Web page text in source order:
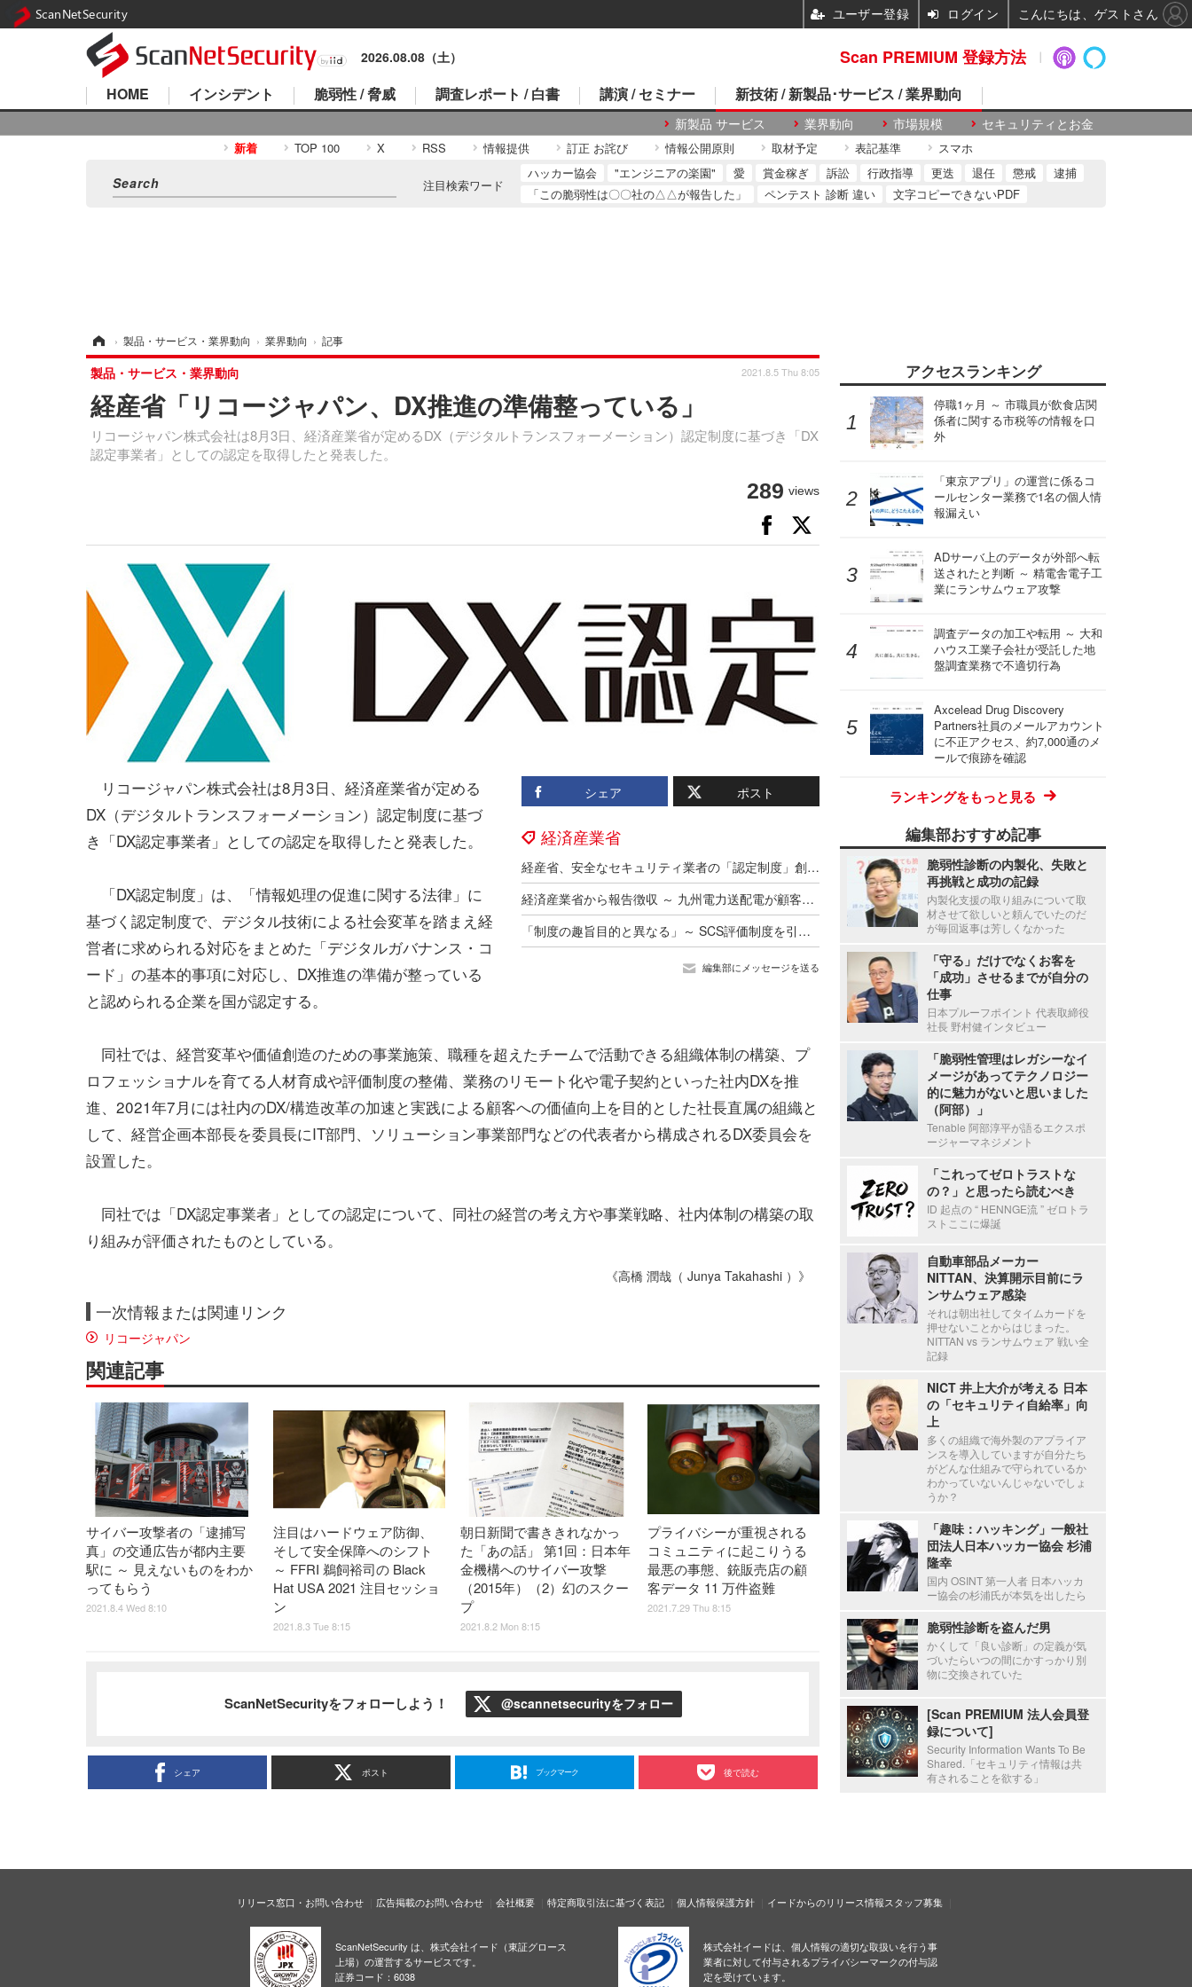
2026.08.08（土）
HOME インシデント 脆弱性 / 脅威 調査レポート / 白書 講演 / セミナー 新技術 / 新製品･サービス / 業界動向
新製品 サービス 業界動向 市場規模 セキュリティとお金
新着 TOP 100 X RSS 情報提供 訂正 お詫び 情報公開原則 取材予定 表記基準 スマホ
注目検索ワード
ハッカー協会 "エンジニアの楽園" 愛 賞金稼ぎ 訴訟 行政指導 更迭 退任 懲戒
逮捕
「この脆弱性は〇〇社の△△が報告した」
ペンテスト 診断 違い 文字コピーできないPDF
› 製品・サービス・業界動向 › 業界動向 › 記事
経産省「リコージャパン、DX推進の準備整っている」
リコージャパン株式会社は8月3日、経済産業省が定めるDX（デジタルトランスフォーメーション）認定制度に基づき「DX
認定事業者」としての認定を取得したと発表した。
製品・サービス・業界動向 2021.8.5 Thu 8:05
289 views
シェア ポスト
経済産業省
経産省、安全なセキュリティ業者の「認定制度」創設へ 2027年度運用開始を目指す
経済産業省から報告徴収 ～ 九州電力送配電が顧客情報を保存した外部記憶媒体が所在不明に
「制度の趣旨目的と異なる」～ SCS評価制度を引き合いにしたセキュリティ製品の営業活動に経産省が注意喚起
編集部にメッセージを送る
リコージャパン株式会社は8月3日、経済産業省が定める
DX（デジタルトランスフォーメーション）認定制度に基づ
き「DX認定事業者」としての認定を取得したと発表した。
「DX認定制度」は、「情報処理の促進に関する法律」に
基づく認定制度で、デジタル技術による社会変革を踏まえ経
営者に求められる対応をまとめた「デジタルガバナンス・コ
ード」の基本的事項に対応し、DX推進の準備が整っている
と認められる企業を国が認定する。
同社では、経営変革や価値創造のための事業施策、職種を超えたチームで活動できる組織体制の構築、プ
ロフェッショナルを育てる人材育成や評価制度の整備、業務のリモート化や電子契約といった社内DXを推
進、2021年7月には社内のDX/構造改革の加速と実践による顧客への価値向上を目的とした社長直属の組織と
して、経営企画本部長を委員長にIT部門、ソリューション事業部門などの代表者から構成されるDX委員会を
設置した。
同社では「DX認定事業者」としての認定について、同社の経営の考え方や事業戦略、社内体制の構築の取
り組みが評価されたものとしている。
《高橋 潤哉（ Junya Takahashi ）》
一次情報または関連リンク
リコージャパン
関連記事
サイバー攻撃者の「逮捕写
真」の交通広告が都内主要
駅に ～ 見えないものをわか
ってもらう
2021.8.4 Wed 8:10
注目はハードウェア防御、
そして安全保障へのシフト
～ FFRI 鵜飼裕司の Black
Hat USA 2021 注目セッショ
ン
2021.8.3 Tue 8:15
朝日新聞で書ききれなかっ
た「あの話」 第1回：日本年
金機構へのサイバー攻撃
（2015年）（2）幻のスクー
プ
2021.8.2 Mon 8:15
プライバシーが重視される
コミュニティに起こりうる
最悪の事態、銃販売店の顧
客データ 11 万件盗難
2021.7.29 Thu 8:15
ScanNetSecurityをフォローしよう！ @scannetsecurityをフォロー
シェア ポスト ブックマーク 後で読む
アクセスランキング
停職1ヶ月 ～ 市職員が飲食店関
係者に関する市税等の情報を口
外
「東京アプリ」の運営に係るコ
ールセンター業務で1名の個人情
報漏えい
ADサーバ上のデータが外部へ転
送されたと判断 ～ 精電舎電子工
業にランサムウェア攻撃
調査データの加工や転用 ～ 大和
ハウス工業子会社が受託した地
盤調査業務で不適切行為
Axcelead Drug Discovery
Partners社員のメールアカウント
に不正アクセス、約7,000通のメ
ールで痕跡を確認
ランキングをもっと見る
編集部おすすめ記事
脆弱性診断の内製化、失敗と
再挑戦と成功の記録
内製化支援の取り組みについて取
材させて欲しいと頼んでいたのだ
が毎回返事は芳しくなかった
「守る」だけでなくお客を
「成功」させるまでが自分の
仕事
日本プルーフポイント 代表取締役
社長 野村健インタビュー
「脆弱性管理はレガシーなイ
メージがあってテクノロジー
的に魅力がないと思いました
（阿部）」
Tenable 阿部淳平が語るエクスポ
ージャーマネジメント
「これってゼロトラストな
の？」と思ったら読むべき
ID 起点の “ HENNGE流 ” ゼロトラ
ストここに爆誕
自動車部品メーカー
NITTAN、決算開示目前にラ
ンサムウェア感染
それは朝出社してタイムカードを
押せないことからはじまった。
NITTAN vs ランサムウェア 戦い全
記録
NICT 井上大介が考える 日本
の「セキュリティ自給率」向
上
多くの組織で海外製のアプライア
ンスを導入していますが自分たち
がどんな仕組みで守られているか
わかっていないんじゃないでしょ
うか？
「趣味：ハッキング」一般社
団法人日本ハッカー協会 杉浦
隆幸
国内 OSINT 第一人者 日本ハッカ
ー協会の杉浦氏が本気を出したら
脆弱性診断を盗んだ男
かくして「良い診断」の定義が気
づいたらいつの間にかすっかり別
物に交換されていた
[Scan PREMIUM 法人会員登
録について]
Security Information Wants To Be
Shared.「セキュリティ情報は共
有されることを欲する」
リリース窓口・お問い合わせ 広告掲載のお問い合わせ 会社概要 特定商取引法に基づく表記 個人情報保護方針 イードからのリリース情報スタッフ募集
ScanNetSecurity は、株式会社イード（東証グロース
上場）の運営するサービスです。
証券コード：6038
株式会社イードは、個人情報の適切な取扱いを行う事
業者に対して付与されるプライバシーマークの付与認
定を受けています。
Scan PREMIUM 登録方法
ScanNetSecurity ユーザー登録 ログイン こんにちは、ゲストさん